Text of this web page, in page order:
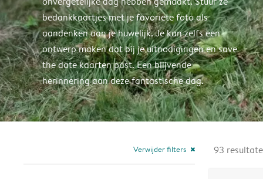
bedankkaartjes met je favoriete foto als
aandenken aan je huwelijk. Je kan zelfs een
ontwerp maken dat bij je uitnodigingen en save
the date kaarten past. Een blijvende
herinnering aan deze fantastische dag.
Verwijder filters close 93